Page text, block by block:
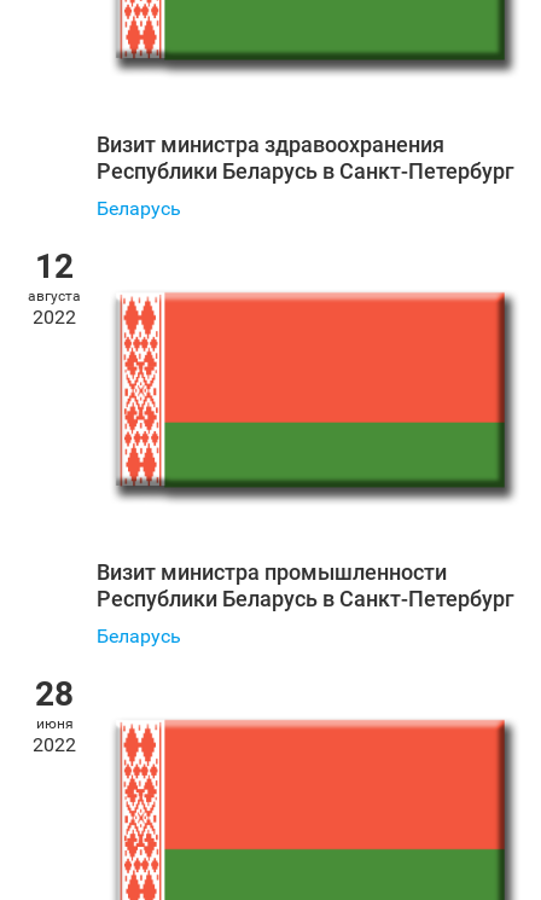
Визит министра здравоохранения
Республики Беларусь в Санкт‑Петербург
Беларусь
12
августа
2022
Визит министра промышленности
Республики Беларусь в Санкт‑Петербург
Беларусь
28
июня
2022